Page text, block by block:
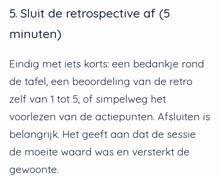
5. Sluit de retrospective af (5
minuten)
Eindig met iets korts: een bedankje rond
de tafel, een beoordeling van de retro
zelf van 1 tot 5, of simpelweg het
voorlezen van de actiepunten. Afsluiten is
belangrijk. Het geeft aan dat de sessie
de moeite waard was en versterkt de
gewoonte.